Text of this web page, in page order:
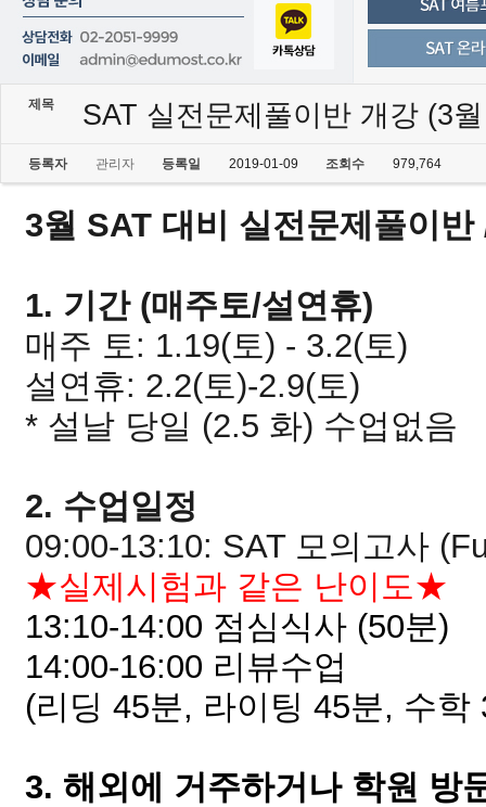
제목 SAT 실전문제풀이반 개강 (3
등록자 관리자 등록일 2019-01-09 조회수 979,764
3월 SAT 대비 실전문제풀이
1. 기간 (매주토/설연휴)
매주 토: 1.19(토) - 3.2(토)
설연휴: 2.2(토)-2.9(토)
* 설날 당일 (2.5 화) 수업없음
2. 수업일정
09:00-13:10: SAT 모의고사
★실제시험과 같은 난이도★
13:10-14:00 점심식사 (50분)
14:00-16:00 리뷰수업
(리딩 45분, 라이팅 45분, 수
3. 해외에 거주하거나 학원 방